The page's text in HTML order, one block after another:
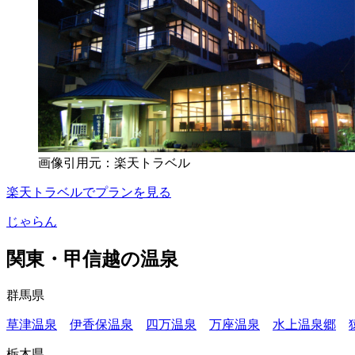
画像引用元：楽天トラベル
楽天トラベルでプランを見る
じゃらん
関東・甲信越の温泉
群馬県
草津温泉 伊香保温泉 四万温泉 万座温泉 水上温泉郷